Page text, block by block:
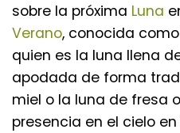
sobre la próxima Luna
Verano, conocida como
quien es la luna llena
apodada de forma
miel o la luna de fresa
presencia en el cielo